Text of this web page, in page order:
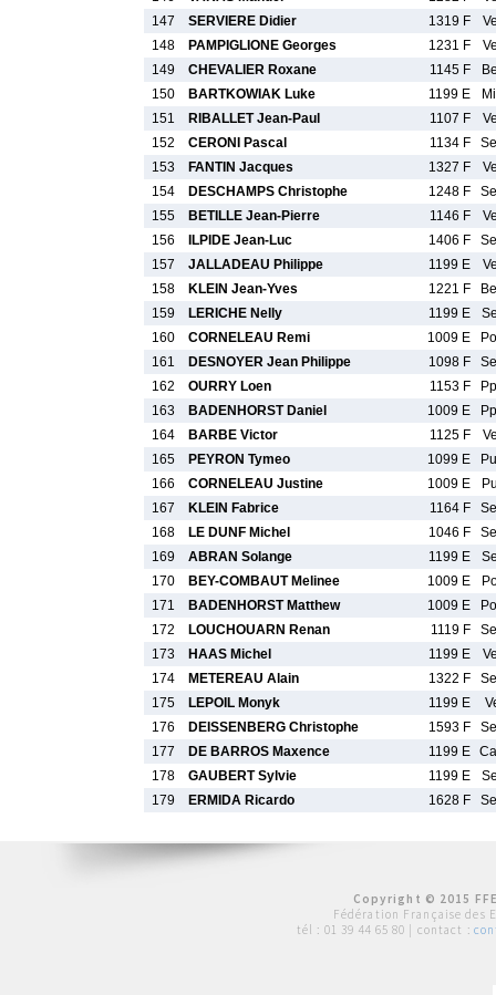
147
SERVIERE Didier 1319 F
148
PAMPIGLIONE Georges 1231 F
149
CHEVALIER Roxane 1145 F
150
BARTKOWIAK Luke 1199 E
151
RIBALLET Jean-Paul 1107 F
152
CERONI Pascal 1134 F
153
FANTIN Jacques 1327 F
154
DESCHAMPS Christophe 1248 F
155
BETILLE Jean-Pierre 1146 F
156
ILPIDE Jean-Luc 1406 F
157
JALLADEAU Philippe 1199 E
158
KLEIN Jean-Yves 1221 F
159
LERICHE Nelly 1199 E
160
CORNELEAU Remi 1009 E
161
DESNOYER Jean Philippe 1098 F
162
OURRY Loen 1153 F
163
BADENHORST Daniel 1009 E
164
BARBE Victor 1125 F
165
PEYRON Tymeo 1099 E
166
CORNELEAU Justine 1009 E
167
KLEIN Fabrice 1164 F
168
LE DUNF Michel 1046 F
169
ABRAN Solange 1199 E
170
BEY-COMBAUT Melinee 1009 E
171
BADENHORST Matthew 1009 E
172
LOUCHOUARN Renan 1119 F
173
HAAS Michel 1199 E
174
METEREAU Alain 1322 F
175
LEPOIL Monyk 1199 E
176
DEISSENBERG Christophe 1593 F
177
DE BARROS Maxence 1199 E
178
GAUBERT Sylvie 1199 E
179
ERMIDA Ricardo 1628 F
Copyright © 2015
Fédération Française des
tél : 01 39 44 65 80 | contact :